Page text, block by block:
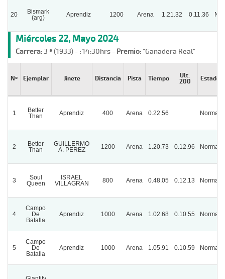
20
Bismark
(arg)
Aprendiz 1200 Arena 1.21.32 0.11.36
Miércoles 22, Mayo 2024
Carrera:3 ª (1933) - :14:30hrs - Premio: "Ganadera Real"
Nº Ejemplar Jinete Distancia Pista Tiempo
Ult.
200
Estado
1
Better
Than
Aprendiz 400 Arena 0.22.56 Normal
2
Better
Than
GUILLERMO
A. PEREZ
1200 Arena 1.20.73 0.12.96 Normal
3
Soul
Queen
ISRAEL
VILLAGRAN
800 Arena 0.48.05 0.12.13 Normal
4
Campo
De
Batalla
Aprendiz 1000 Arena 1.02.68 0.10.55 Normal
5
Campo
De
Batalla
Aprendiz 1000 Arena 1.05.91 0.10.59 Normal